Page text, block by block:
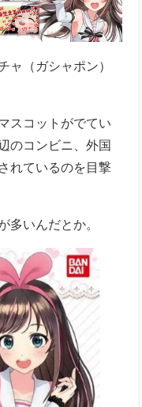
ャ（ガシャポン）
スコットがでてい
のコンビニ、外国
れているのを目撃
多いんだとか。